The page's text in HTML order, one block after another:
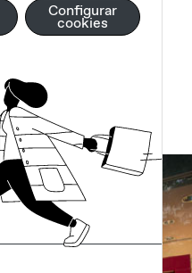
Configurar
cookies
Rambla Nova
65